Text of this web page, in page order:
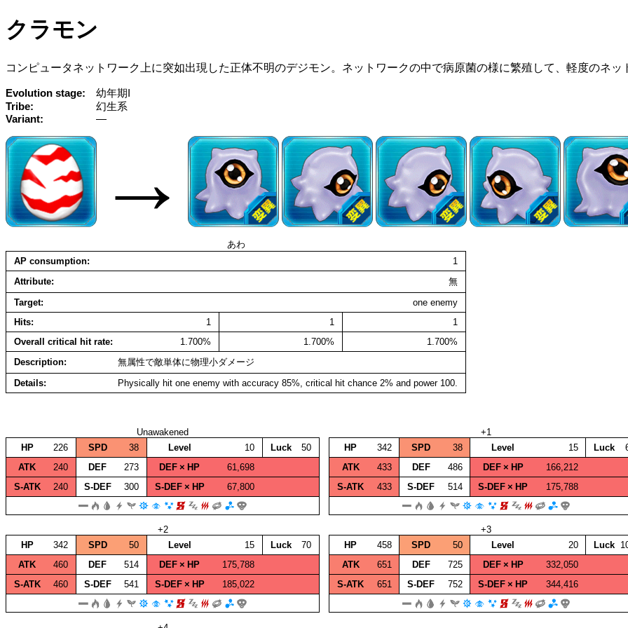
クラモン
コンピュータネットワーク上に突如出現した正体不明のデジモン。ネットワークの中で病原菌の様に繁殖して、軽度のネッ
Evolution stage
幼年期I
Tribe
幻生系
Variant
—
→
あわ
AP consumption
1
Attribute
無
Target
one enemy
Hits
1 1
1
Overall critical hit rate
1.700% 1.700%
1.700%
Description
無属性で敵単体に物理小ダメージ
Details
Physically hit one enemy with accuracy 85%, critical hit chance 2% and power 100.
Unawakened
HP
226 SPD 38 Level 10 Luck
50
ATK
240 DEF 273 DEF × HP
61,698
S‑ATK
240 S‑DEF 300 S‑DEF × HP 67,800
+1
HP
342 SPD 38 Level 15 Luck
ATK
433 DEF 486 DEF × HP
166,212
S‑ATK
433 S‑DEF 514 S‑DEF × HP 175,788
+2
HP
342 SPD 50 Level 15 Luck
70
ATK
460 DEF 514 DEF × HP
175,788
S‑ATK
460 S‑DEF 541 S‑DEF × HP 185,022
+3
HP
458 SPD 50 Level 20 Luck
ATK
651 DEF 725 DEF × HP
332,050
S‑ATK
651 S‑DEF 752 S‑DEF × HP 344,416